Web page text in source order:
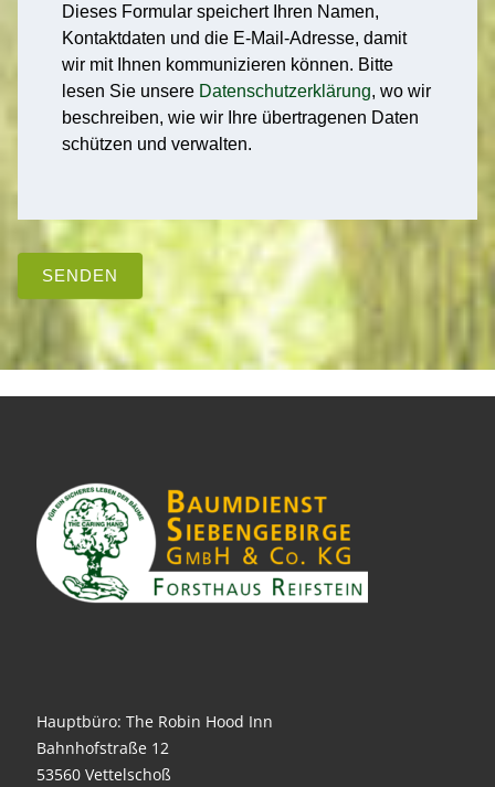
Dieses Formular speichert Ihren Namen,
Kontaktdaten und die E-Mail-Adresse, damit
wir mit Ihnen kommunizieren können. Bitte
lesen Sie unsere Datenschutzerklärung, wo wir
beschreiben, wie wir Ihre übertragenen Daten
schützen und verwalten.
SENDEN
Hauptbüro: The Robin Hood Inn
Bahnhofstraße 12
53560 Vettelschoß